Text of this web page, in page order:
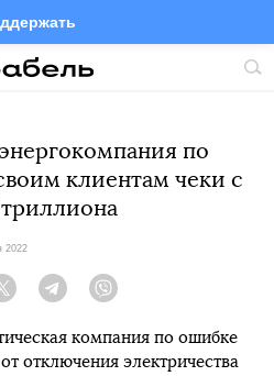
TelegramTwitter
по
клиентам чеки с
2022
Twitter Telegram
компания по ошибке
отключения электричества